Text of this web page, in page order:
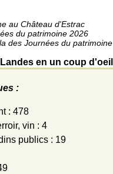
au Château d'Estrac
du patrimoine 2026
des Journées du patrimoine
en un coup d'oeil
:
: 478
vin : 4
publics : 19